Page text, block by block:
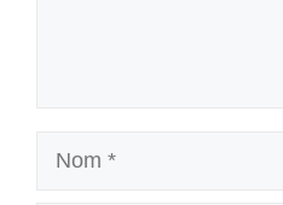
Nom